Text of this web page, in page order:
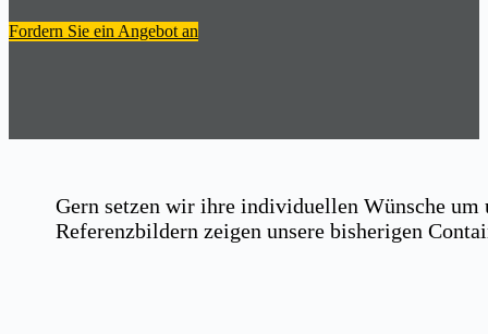
Fordern Sie ein Angebot an
Gern setzen wir ihre individuellen Wünsche
Referenzbildern zeigen unsere bisherigen